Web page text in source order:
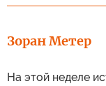
Зоран Метер
На этой неделе